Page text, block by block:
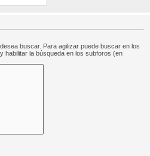
buscar. Para agilizar puede buscar en los
habilitar la búsqueda en los subforos (en